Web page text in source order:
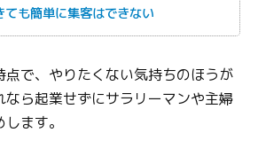
も簡単に集客はできない
点で、やりたくない気持ちのほうが
なら起業せずにサラリーマンや主婦
ます。